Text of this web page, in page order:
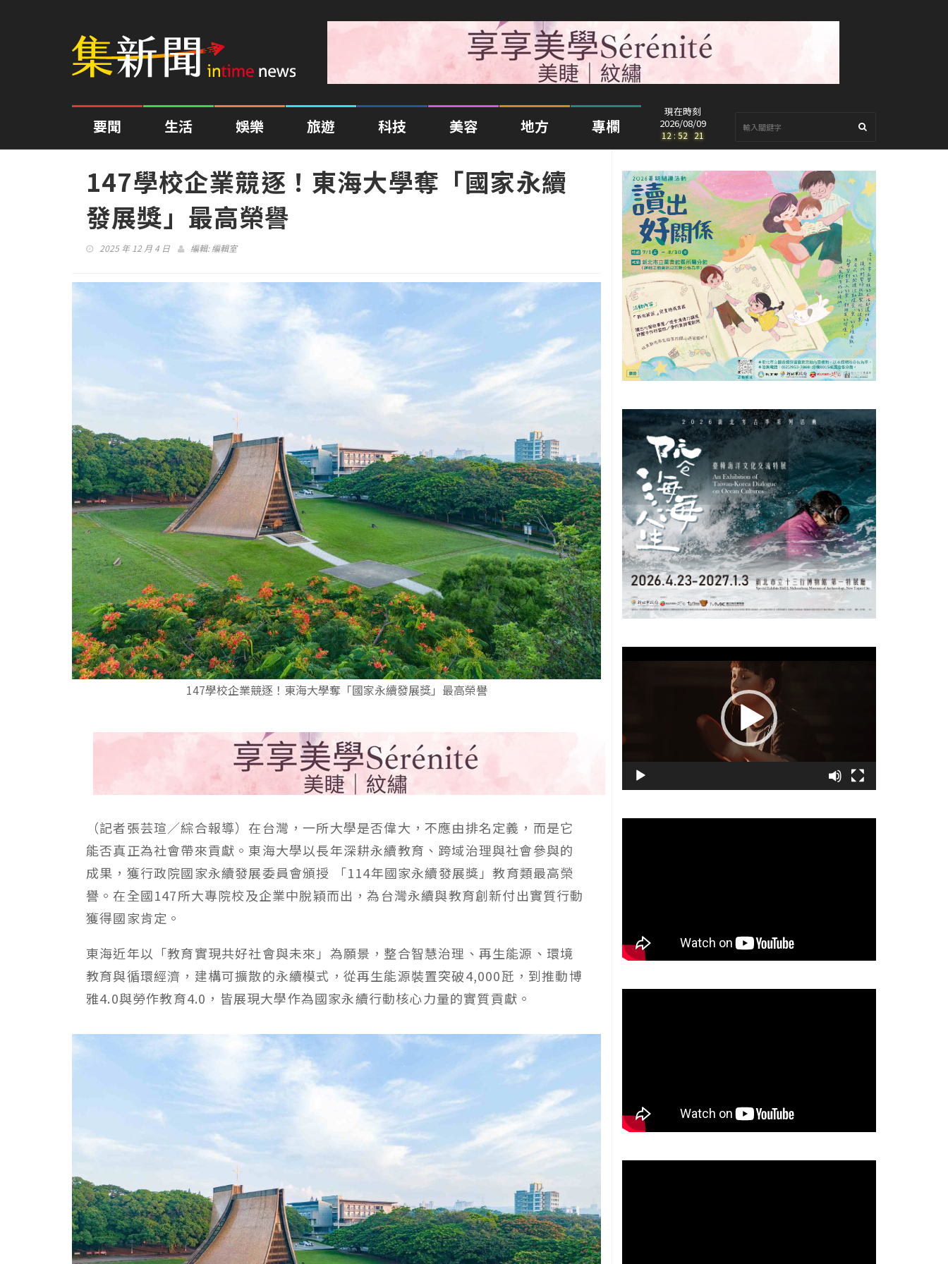
要聞 生活 娛樂 旅遊 科技 美容 地方 專欄
現在時刻
2026/08/09
12 : 52 23
147學校企業競逐！東海大學奪「國家永續
發展獎」最高榮譽
2025 年 12 月 4 日 編輯:編輯室
147學校企業競逐！東海大學奪「國家永續發展獎」最高榮譽
（記者張芸瑄／綜合報導）在台灣，一所大學是否偉大，不應由排名定義，而是它
能否真正為社會帶來貢獻。東海大學以長年深耕永續教育、跨域治理與社會參與的
成果，獲行政院國家永續發展委員會頒授 「114年國家永續發展獎」教育類最高榮
譽。在全國147所大專院校及企業中脫穎而出，為台灣永續與教育創新付出實質行動
獲得國家肯定。
東海近年以「教育實現共好社會與未來」為願景，整合智慧治理、再生能源、環境
教育與循環經濟，建構可擴散的永續模式，從再生能源裝置突破4,000瓩，到推動博
雅4.0與勞作教育4.0，皆展現大學作為國家永續行動核心力量的實質貢獻。